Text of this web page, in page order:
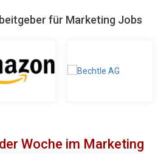
für Marketing Jobs
Woche im Marketing